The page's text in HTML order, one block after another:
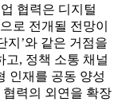
협력은 디지털
로 전개될 전망이
지’와 같은 거점을
고, 정책 소통 채널
인재를 공동 양성
력의 외연을 확장